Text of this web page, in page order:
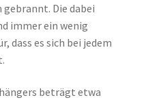
Die dabei
immer ein wenig
dass es sich bei jedem
beträgt etwa